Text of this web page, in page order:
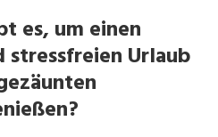
es, um einen
stressfreien Urlaub